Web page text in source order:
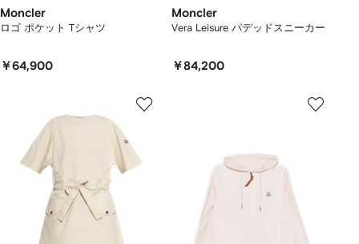
Moncler
ロゴ ポケット Tシャツ
￥64,900
Moncler
Vera Leisure パデッドスニーカー
￥84,200